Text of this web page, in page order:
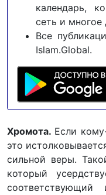
календарь,
сеть и многое
Все
Islam.Global.
Хромота. Если
это
сильной веры.
который
соответствующий